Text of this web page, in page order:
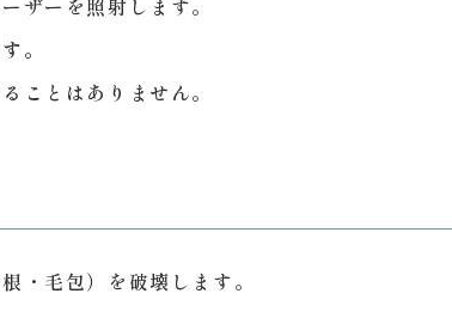
ザーを照射します。
。
ことはありません。
・毛包）を破壊します。